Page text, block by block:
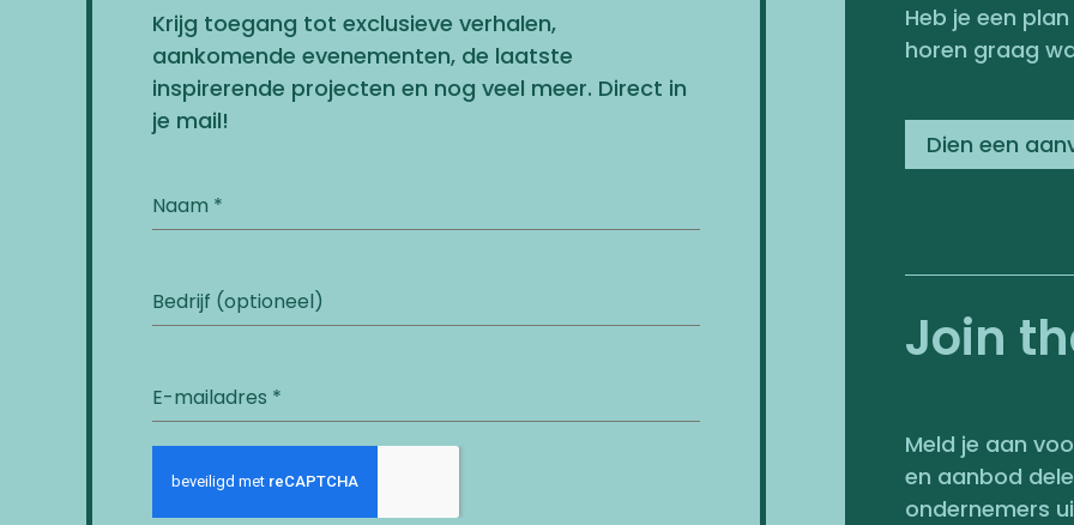
Krijg toegang tot exclusieve verhalen,
aankomende evenementen, de laatste
inspirerende projecten en nog veel meer. Direct in
je mail!
Naam *
Bedrijf (optioneel)
E-mailadres *
Heb je een
horen graag
Dien een
Join
Meld je aan
en aanbod
ondernemers